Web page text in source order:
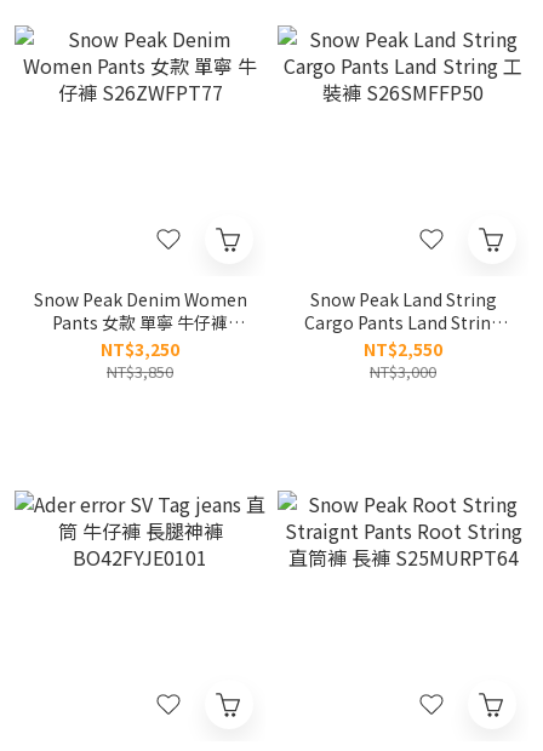
Snow Peak Denim Women
Pants 女款 單寧 牛仔褲
S26ZWFPT77
NT$3,250
NT$3,850
Snow Peak Land String
Cargo Pants Land String
工裝褲 S26SMFFP50
NT$2,550
NT$3,000